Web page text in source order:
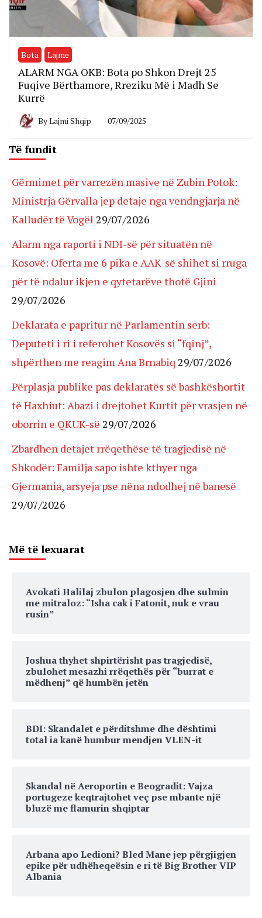
Bota Lajme
ALARM NGA OKB: Bota po Shkon Drejt 25
Fuqive Bërthamore, Rreziku Më i Madh Se
Kurrë
ByLajmi Shqip 07/09/2025
Të fundit
Gërmimet për varrezën masive në Zubin Potok:
Ministrja Gërvalla jep detaje nga vendngjarja në
Kalludër të Vogël 29/07/2026
Alarm nga raporti i NDI-së për situatën në
Kosovë: Oferta me 6 pika e AAK-së shihet si rruga
për të ndalur ikjen e qytetarëve thotë Gjini
29/07/2026
Deklarata e papritur në Parlamentin serb:
Deputeti i ri i referohet Kosovës si “fqinj”,
shpërthen me reagim Ana Brnabiq 29/07/2026
Përplasja publike pas deklaratës së bashkëshortit
të Haxhiut: Abazi i drejtohet Kurtit për vrasjen në
oborrin e QKUK-së 29/07/2026
Zbardhen detajet rrëqethëse të tragjedisë në
Shkodër: Familja sapo ishte kthyer nga
Gjermania, arsyeja pse nëna ndodhej në banesë
29/07/2026
Më të lexuarat
Avokati Halilaj zbulon plagosjen dhe sulmin
me mitraloz: “Isha cak i Fatonit, nuk e vrau
rusin”
Joshua thyhet shpirtërisht pas tragjedisë,
zbulohet mesazhi rrëqethës për “burrat e
mëdhenj” që humbën jetën
BDI: Skandalet e përditshme dhe dështimi
total ia kanë humbur mendjen VLEN-it
Skandal në Aeroportin e Beogradit: Vajza
portugeze keqtrajtohet veç pse mbante një
bluzë me flamurin shqiptar
Arbana apo Ledioni? Bled Mane jep përgjigjen
epike për udhëheqeësin e ri të Big Brother VIP
Albania